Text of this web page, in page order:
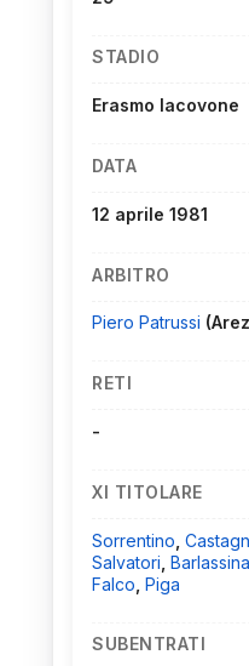
STADIO
Erasmo Iacovone
DATA
12 aprile 1981
ARBITRO
Piero Patrussi
RETI
-
XI TITOLARE
Sorrentino
Salvatori Barlassina
Falco Piga
SUBENTRATI